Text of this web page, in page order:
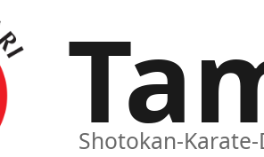
Shotokan-